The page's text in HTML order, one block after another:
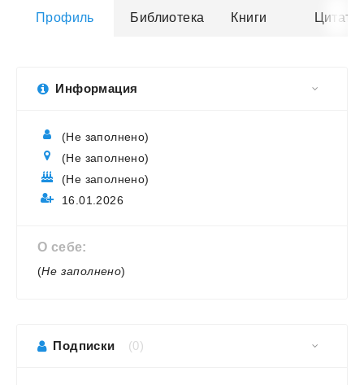
Профиль Библиотека Книги Цитаты
Информация
(Не заполнено)
(Не заполнено)
(Не заполнено)
16.01.2026
О себе:
(Не заполнено)
Подписки (0)